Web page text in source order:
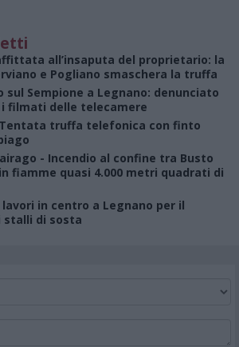
all’insaputa del proprietario: la
e Pogliano smaschera la truffa
sul Sempione a Legnano: denunciato
i filmati delle telecamere
truffa telefonica con finto
- Incendio al confine tra Busto
fiamme quasi 4.000 metri quadrati di
lavori in centro a Legnano per il
di sosta